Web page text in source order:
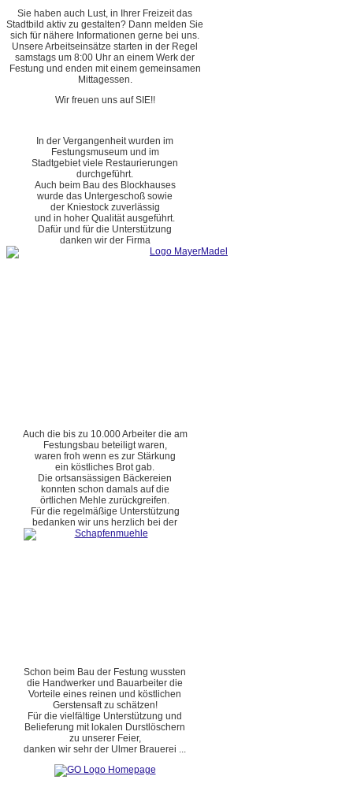
Sie haben auch Lust, in Ihrer Freizeit das
Stadtbild aktiv zu gestalten? Dann melden Sie
sich für nähere Informationen gerne bei uns.
Unsere Arbeitseinsätze starten in der Regel
samstags um 8:00 Uhr an einem Werk der
Festung und enden mit einem gemeinsamen
Mittagessen.
Wir freuen uns auf SIE!!
In der Vergangenheit wurden im
Festungsmuseum und im
Stadtgebiet viele Restaurierungen
durchgeführt.
Auch beim Bau des Blockhauses
wurde das Untergeschoß sowie
der Kniestock zuverlässig
und in hoher Qualität ausgeführt.
Dafür und für die Unterstützung
danken wir der Firma
Auch die bis zu 10.000 Arbeiter die am
Festungsbau beteiligt waren,
waren froh wenn es zur Stärkung
ein köstliches Brot gab.
Die ortsansässigen Bäckereien
konnten schon damals auf die
örtlichen Mehle zurückgreifen.
Für die regelmäßige Unterstützung
bedanken wir uns herzlich bei der
Schon beim Bau der Festung wussten
die Handwerker und Bauarbeiter die
Vorteile eines reinen und köstlichen
Gerstensaft zu schätzen!
Für die vielfältige Unterstützung und
Belieferung mit lokalen Durstlöschern
zu unserer Feier,
danken wir sehr der Ulmer Brauerei ...